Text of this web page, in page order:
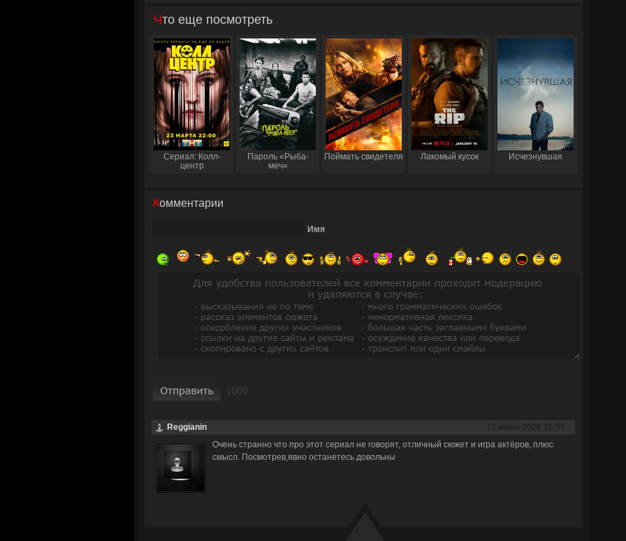
Что еще посмотреть
Сериал: Колл-
центр
Пароль «Рыба-
меч»
Поймать свидетеля Лакомый кусок Исчезнувшая
Комментарии
Имя
Reggianin
Очень странно что про этот сериал не говорят, отличный сюжет и игра актёров, плюс
смысл. Посмотрев,явно останетесь довольны